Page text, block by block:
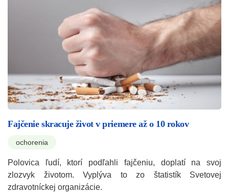
Fajčenie skracuje život v priemere až o 10 rokov
ochorenia
Polovica ľudí, ktorí podľahli fajčeniu, doplatí na svoj
zlozvyk životom. Vyplýva to zo štatistík Svetovej
zdravotníckej organizácie.